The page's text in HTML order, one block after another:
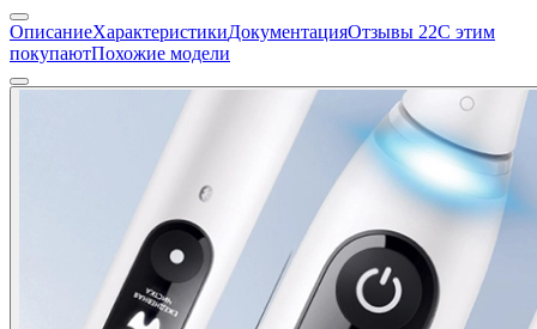
ОписаниеХарактеристикиДокументацияОтзывы 22С этим
покупаютПохожие модели